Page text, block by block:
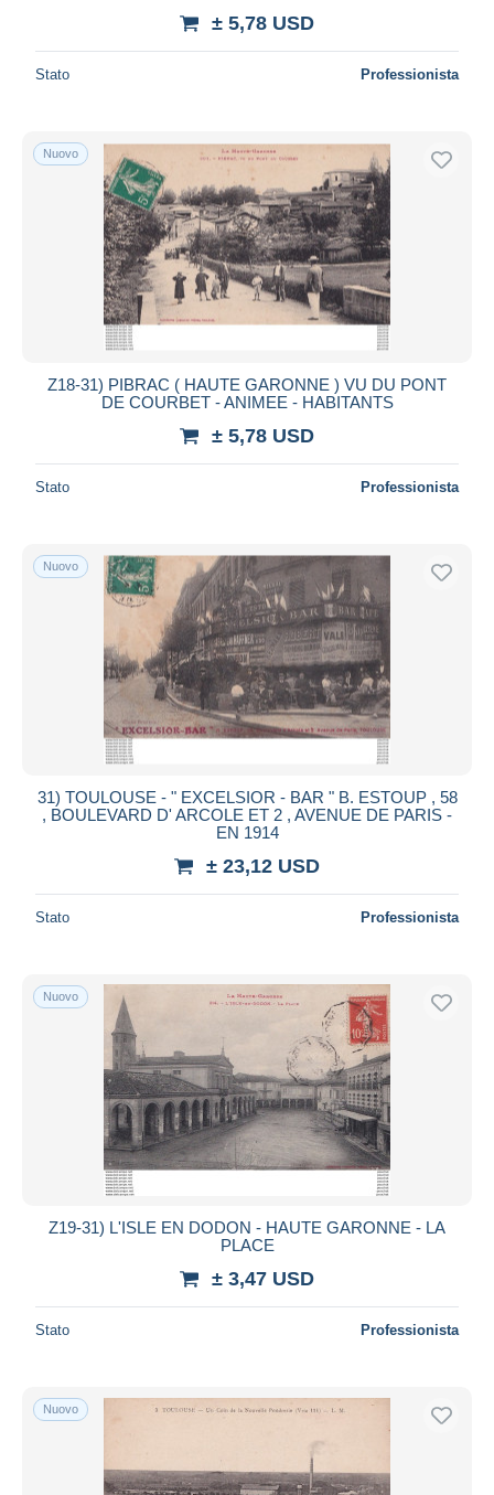
± 5,78 USD
Stato Professionista
Nuovo
Z18-31) PIBRAC ( HAUTE GARONNE ) VU DU PONT
DE COURBET - ANIMEE - HABITANTS
± 5,78 USD
Stato Professionista
Nuovo
31) TOULOUSE - " EXCELSIOR - BAR " B. ESTOUP , 58
, BOULEVARD D' ARCOLE ET 2 , AVENUE DE PARIS -
EN 1914
± 23,12 USD
Stato Professionista
Nuovo
Z19-31) L'ISLE EN DODON - HAUTE GARONNE - LA
PLACE
± 3,47 USD
Stato Professionista
Nuovo